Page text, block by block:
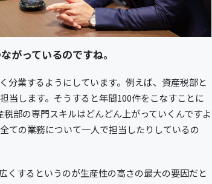
がっているのですね。
分業するようにしています。例えば、資産税部と
当します。そうすると年間100件をこなすことに
部の専門スキルはどんどん上がっていくんですよ
ての業務について一人で担当したりしているの
くするというのが生産性の高さの最大の要因だと